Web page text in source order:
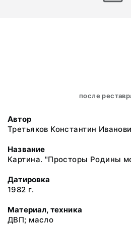
после
Автор
Третьяков Константин
Название
Картина. "Просторы Родины
Датировка
1982 г.
Материал, техника
ДВП; масло